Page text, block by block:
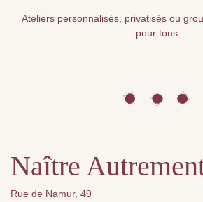
Ateliers personnalisés, privatisés ou
pour tous
Naître
Rue de Namur, 49